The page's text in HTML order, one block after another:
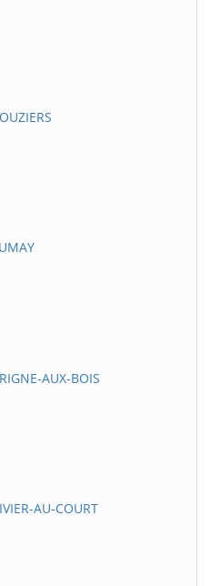
AUX-BOIS
AU-COURT